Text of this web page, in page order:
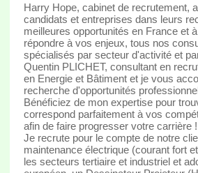
Harry Hope, cabinet de recrutement,
candidats et entreprises dans leurs
meilleures opportunités en France et
répondre à vos enjeux, tous nos
spécialisés par secteur d'activité et
Quentin PLICHET, consultant en
en Energie et Bâtiment et je vous
recherche d'opportunités
Bénéficiez de mon expertise pour
correspond parfaitement à vos
afin de faire progresser votre carrière !
Je recrute pour le compte de notre
maintenance électrique (courant fort
les secteurs tertiaire et industriel et